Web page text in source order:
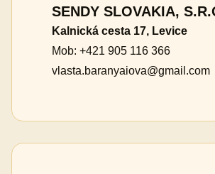
SENDY SLOVAKIA,
Kalnická cesta 17, Levice
Mob: +421 905 116 366
vlasta.baranyaiova@gmail.com